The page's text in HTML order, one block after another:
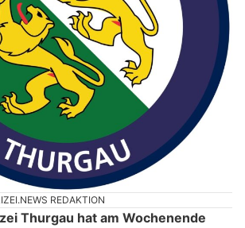
REDAKTION
Thurgau hat am Wochenende